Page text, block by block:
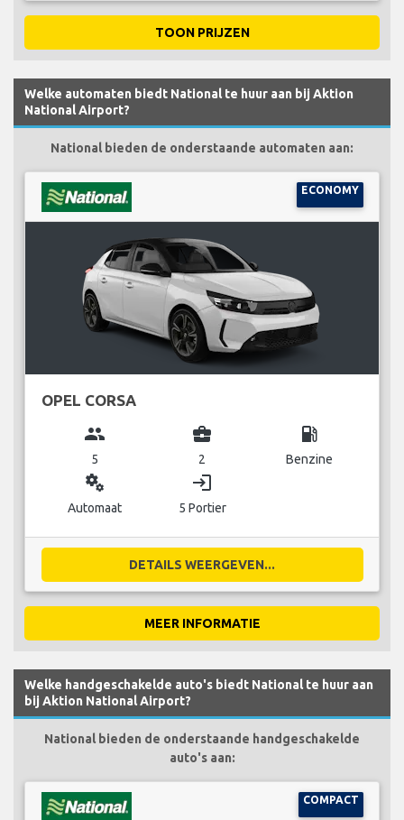
TOON PRIJZEN
Welke automaten biedt National te huur aan bij Aktion
National Airport?
National bieden de onderstaande automaten aan:
ECONOMY
OPEL CORSA
group
5
business_center
2
local_gas_station
Benzine
miscellaneous_services
Automaat
login
5 Portier
DETAILS WEERGEVEN...
MEER INFORMATIE
Welke handgeschakelde auto's biedt National te huur aan
bij Aktion National Airport?
National bieden de onderstaande handgeschakelde
auto's aan:
COMPACT